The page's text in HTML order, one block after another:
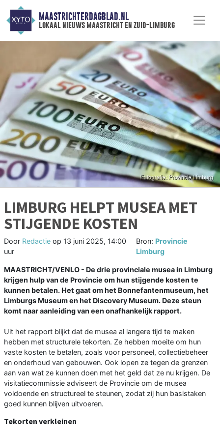
MAASTRICHTERDAGBLAD.NL
lokaal nieuws maastricht en zuid-limburg
LIMBURG HELPT MUSEA MET
STIJGENDE KOSTEN
Door Redactie op 13 juni 2025, 14:00
uur
Bron: Provincie
Limburg
MAASTRICHT/VENLO - De drie provinciale musea in Limburg
krijgen hulp van de Provincie om hun stijgende kosten te
kunnen betalen. Het gaat om het Bonnefantenmuseum, het
Limburgs Museum en het Discovery Museum. Deze steun
komt naar aanleiding van een onafhankelijk rapport.
Uit het rapport blijkt dat de musea al langere tijd te maken
hebben met structurele tekorten. Ze hebben moeite om hun
vaste kosten te betalen, zoals voor personeel, collectiebeheer
en onderhoud van gebouwen. Ook lopen ze tegen de grenzen
aan van wat ze kunnen doen met het geld dat ze nu krijgen. De
visitatiecommissie adviseert de Provincie om de musea
voldoende en structureel te steunen, zodat zij hun basistaken
goed kunnen blijven uitvoeren.
Tekorten verkleinen